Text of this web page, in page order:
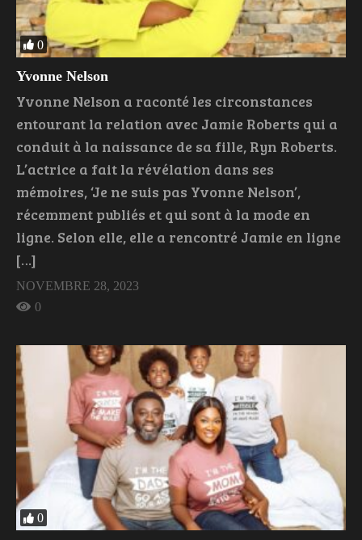
0
Yvonne Nelson
Yvonne Nelson a raconté les circonstances
entourant la relation avec Jamie Roberts qui a
conduit à la naissance de sa fille, Ryn Roberts.
L’actrice a fait la révélation dans ses
mémoires, ‘Je ne suis pas Yvonne Nelson’,
récemment publiés et qui sont à la mode en
ligne. Selon elle, elle a rencontré Jamie en ligne
[…]
NOVEMBRE 28, 2023
0
0